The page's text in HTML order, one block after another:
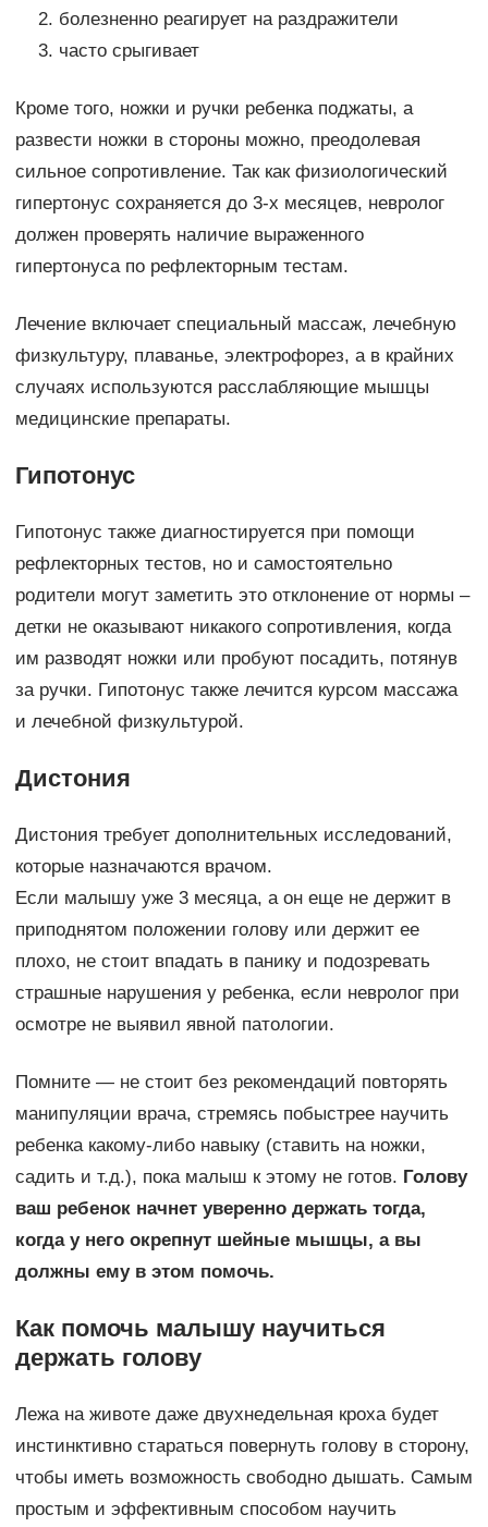
болезненно реагирует на раздражители
часто срыгивает
Кроме того, ножки и ручки ребенка поджаты, а
развести ножки в стороны можно, преодолевая
сильное сопротивление. Так как физиологический
гипертонус сохраняется до 3-х месяцев, невролог
должен проверять наличие выраженного
гипертонуса по рефлекторным тестам.
Лечение включает специальный массаж, лечебную
физкультуру, плаванье, электрофорез, а в крайних
случаях используются расслабляющие мышцы
медицинские препараты.
Гипотонус
Гипотонус также диагностируется при помощи
рефлекторных тестов, но и самостоятельно
родители могут заметить это отклонение от нормы –
детки не оказывают никакого сопротивления, когда
им разводят ножки или пробуют посадить, потянув
за ручки. Гипотонус также лечится курсом массажа
и лечебной физкультурой.
Дистония
Дистония требует дополнительных исследований,
которые назначаются врачом.
Если малышу уже 3 месяца, а он еще не держит в
приподнятом положении голову или держит ее
плохо, не стоит впадать в панику и подозревать
страшные нарушения у ребенка, если невролог при
осмотре не выявил явной патологии.
Помните — не стоит без рекомендаций повторять
манипуляции врача, стремясь побыстрее научить
ребенка какому-либо навыку (ставить на ножки,
садить и т.д.), пока малыш к этому не готов. Голову
ваш ребенок начнет уверенно держать тогда,
когда у него окрепнут шейные мышцы, а вы
должны ему в этом помочь.
Как помочь малышу научиться
держать голову
Лежа на животе даже двухнедельная кроха будет
инстинктивно стараться повернуть голову в сторону,
чтобы иметь возможность свободно дышать. Самым
простым и эффективным способом научить